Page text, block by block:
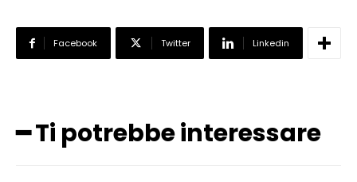
Facebook Twitter Linkedin
━ Ti potrebbe interessare